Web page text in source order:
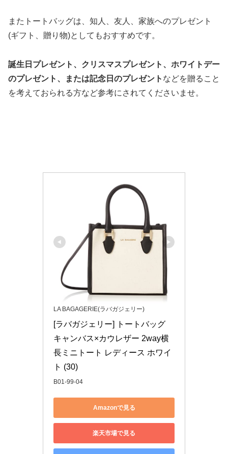
またトートバッグは、知人、友人、家族へのプレゼント
(ギフト、贈り物)としてもおすすめです。
誕生日プレゼント、クリスマスプレゼント、ホワイトデー
のプレゼント、または記念日のプレゼント などを贈ること
を考えておられる方など参考にされてくださいませ。
LA BAGAGERIE(ラバガジェリー)
[ラバガジェリー] トートバッグ
キャンバス×カウレザー 2way横
長ミニトート レディース ホワイ
ト (30)
B01-99-04
Amazonで見る
楽天市場で見る